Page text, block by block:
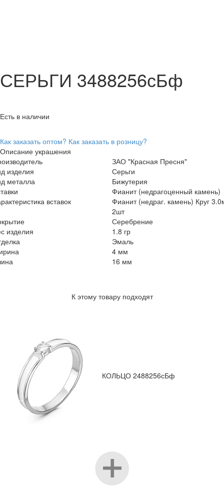
СЕРЬГИ 3488256сБф
Есть в наличии
Как заказать оптом? Как заказать в розницу?
Описание украшения
ЗАО "Красная Пресня"
изделия
Серьги
металла
Бижутерия
Фианит (недрагоценный камень)
вставок
Фианит (недраг. камень) Круг
2шт
Серебрение
изделия
1.8 гр
Эмаль
4 мм
16 мм
К этому товару подходят
КОЛЬЦО 2488256сБф